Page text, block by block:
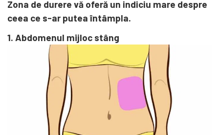
Zona de durere vă oferă un indiciu mare despre
ceea ce s-ar putea întâmpla.
1. Abdomenul mijloc stâng